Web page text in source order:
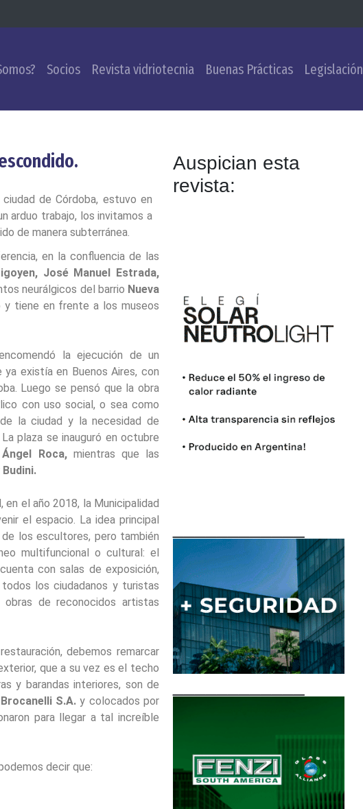
Socios Revista vidriotecnia Buenas Prácticas Legislación
de Córdoba, estuvo en
arduo trabajo, los invitamos a
de manera subterránea.
en la confluencia de las
José Manuel Estrada,
neurálgicos del barrio Nueva
tiene en frente a los museos
la ejecución de un
existía en Buenos Aires, con
Luego se pensó que la obra
con uso social, o sea como
la ciudad y la necesidad de
plaza se inauguró en octubre
Roca,mientras que las
el año 2018, la Municipalidad
el espacio. La idea principal
los escultores, pero también
multifuncional o cultural: el
con salas de exposición,
los ciudadanos y turistas
obras de reconocidos artistas
debemos remarcar
que a su vez es el techo
y barandas interiores, son de
S.A.y colocados por
para llegar a tal increíble
decir que:
Auspician esta
revista: